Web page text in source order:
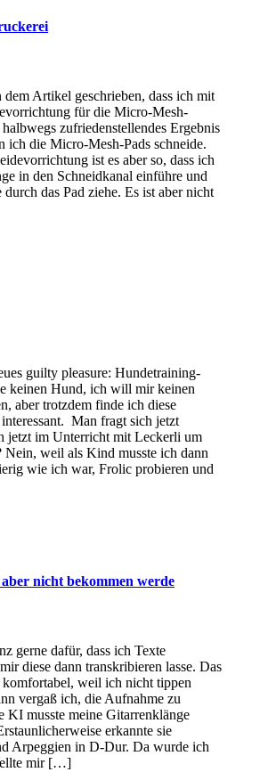
Artikel geschrieben, dass ich mit
für die Micro-Mesh-
zufriedenstellendes Ergebnis
ich die Micro-Mesh-Pads schneide.
ist es aber so, dass ich
in den Schneidkanal einführe und
das Pad ziehe. Es ist aber nicht
guilty pleasure: Hundetraining-
keinen Hund, ich will mir keinen
aber trotzdem finde ich diese
Man fragt sich jetzt
jetzt im Unterricht mit Leckerli um
Nein, weil als Kind musste ich dann
wie ich war, Frolic probieren und
nicht bekommen werde
gerne dafür, dass ich Texte
diese dann transkribieren lasse. Das
weil ich nicht tippen
vergaß ich, die Aufnahme zu
KI musste meine Gitarrenklänge
erkannte sie
Arpeggien in D-Dur. Da wurde ich
mir […]